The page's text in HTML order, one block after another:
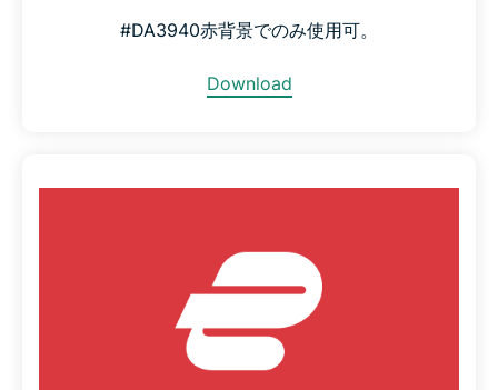
#DA3940赤背景でのみ使用可。
Download